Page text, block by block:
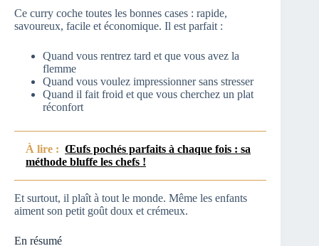
Ce curry coche toutes les bonnes cases : rapide,
savoureux, facile et économique. Il est parfait :
Quand vous rentrez tard et que vous avez la
flemme
Quand vous voulez impressionner sans stresser
Quand il fait froid et que vous cherchez un plat
réconfort
À lire : Œufs pochés parfaits à chaque fois : sa
méthode bluffe les chefs !
Et surtout, il plaît à tout le monde. Même les enfants
aiment son petit goût doux et crémeux.
En résumé